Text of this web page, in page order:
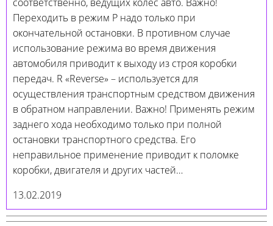
Переходить в режим Р надо только при
окончательной остановки. В противном случае
использование режима во время движения
автомобиля приводит к выходу из строя коробки
передач. R «Reverse» – используется для
осуществления транспортным средством движения
в обратном направлении. Важно! Применять режим
заднего хода необходимо только при полной
остановки транспортного средства. Его
неправильное применение приводит к поломке
коробки, двигателя и других частей…
13.02.2019